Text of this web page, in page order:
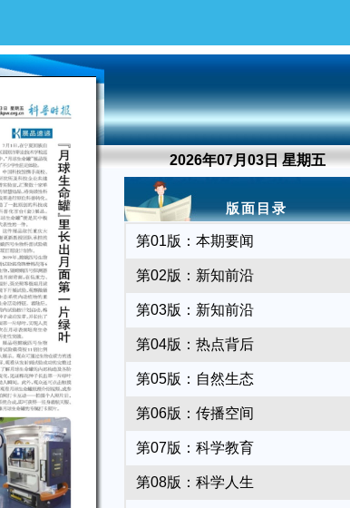
2026年07月03日 星期五
版面目录
第01版：本期要闻
第02版：新知前沿
第03版：新知前沿
第04版：热点背后
第05版：自然生态
第06版：传播空间
第07版：科学教育
第08版：科学人生